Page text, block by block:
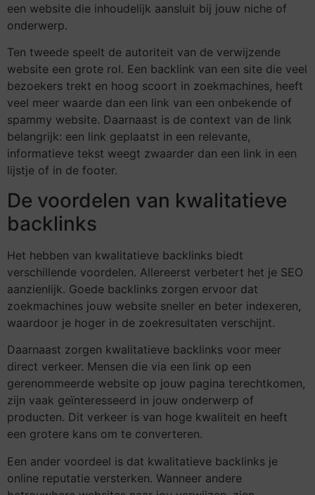
een website die inhoudelijk aansluit bij jouw niche of
onderwerp.
Ten tweede speelt de autoriteit van de verwijzende
website een grote rol. Een backlink van een site die veel
bezoekers trekt en hoog scoort in zoekmachines, heeft
veel meer waarde dan een link van een onbekende of
spammy website. Daarnaast is de context van de link
belangrijk: een link geplaatst in een relevante,
informatieve tekst weegt zwaarder dan een link in een
lijstje of in de footer.
De voordelen van kwalitatieve
backlinks
Het hebben van kwalitatieve backlinks biedt
verschillende voordelen. Allereerst verbetert het je SEO
aanzienlijk. Goede backlinks zorgen ervoor dat
zoekmachines jouw website sneller en beter indexeren,
waardoor je hoger in de zoekresultaten verschijnt.
Daarnaast zorgen kwalitatieve backlinks voor meer
direct verkeer. Mensen die via een link op een
gerenommeerde website op jouw pagina terechtkomen,
zijn vaak geïnteresseerd in jouw onderwerp of
producten. Dit verkeer is van hoge kwaliteit en heeft
een grotere kans om te converteren.
Een ander voordeel is dat kwalitatieve backlinks je
online reputatie versterken. Wanneer andere